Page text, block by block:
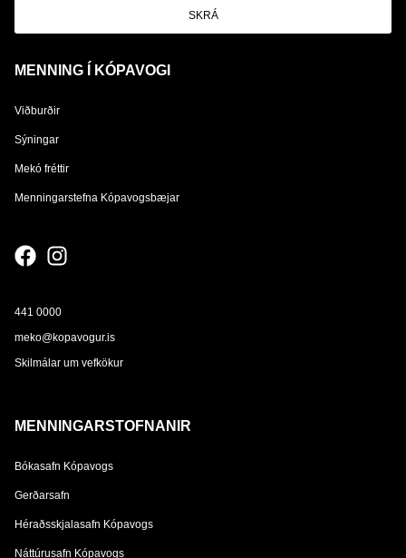
SKRÁ
MENNING Í KÓPAVOGI
Viðburðir
Sýningar
Mekó fréttir
Menningarstefna Kópavogsbæjar
441 0000
meko@kopavogur.is
Skilmálar um vefkökur
MENNINGARSTOFNANIR
Bókasafn Kópavogs
Gerðarsafn
Héraðsskjalasafn Kópavogs
Náttúrusafn Kópavogs